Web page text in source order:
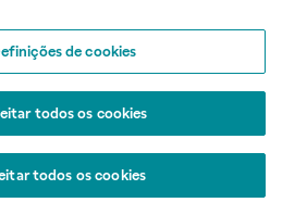
de cookies
todos os cookies
todos os cookies